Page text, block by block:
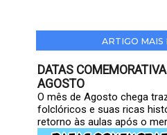
ARTIGO MAIS
DATAS
AGOSTO
O mês de Agosto chega
folclóricos e suas ricas
retorno às aulas após o